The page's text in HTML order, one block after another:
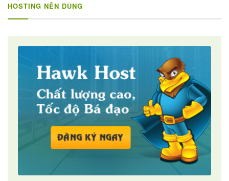
HOSTING NÊN DÙNG